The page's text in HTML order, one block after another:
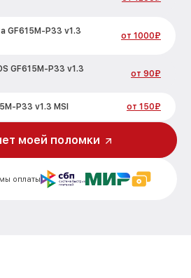
GF615M-P33 v1.3
от 1000₽
GF615M-P33 v1.3
от 90₽
P33 v1.3 MSI от 150₽
оплаты
моей поломки